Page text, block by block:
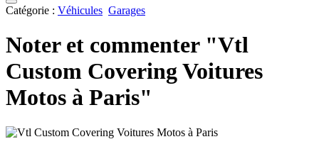
Catégorie : Véhicules Garages
Noter et commenter "Vtl
Custom Covering Voitures
Motos à Paris"